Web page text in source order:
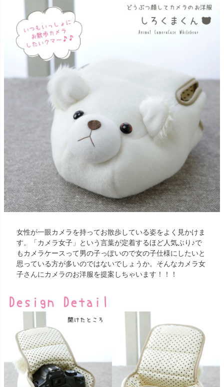
女性が一眼カメラを持ってお散歩している姿をよく見かけま
す。「カメラ女子」という言葉が定着するほど人気ぶり♪で
もカメラケースって男の子っぽいので女の子仕様にしたいと
思っている方が多いのではないでしょうか。そんなカメラ女
子さんにカメラのお洋服を提案しちゃいます！！！